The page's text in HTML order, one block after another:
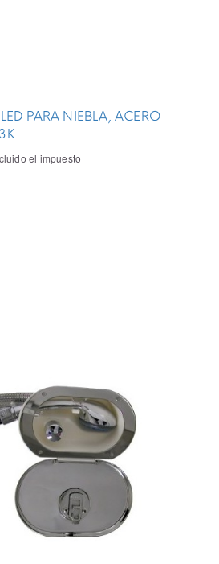
PARA NIEBLA, ACERO
el impuesto